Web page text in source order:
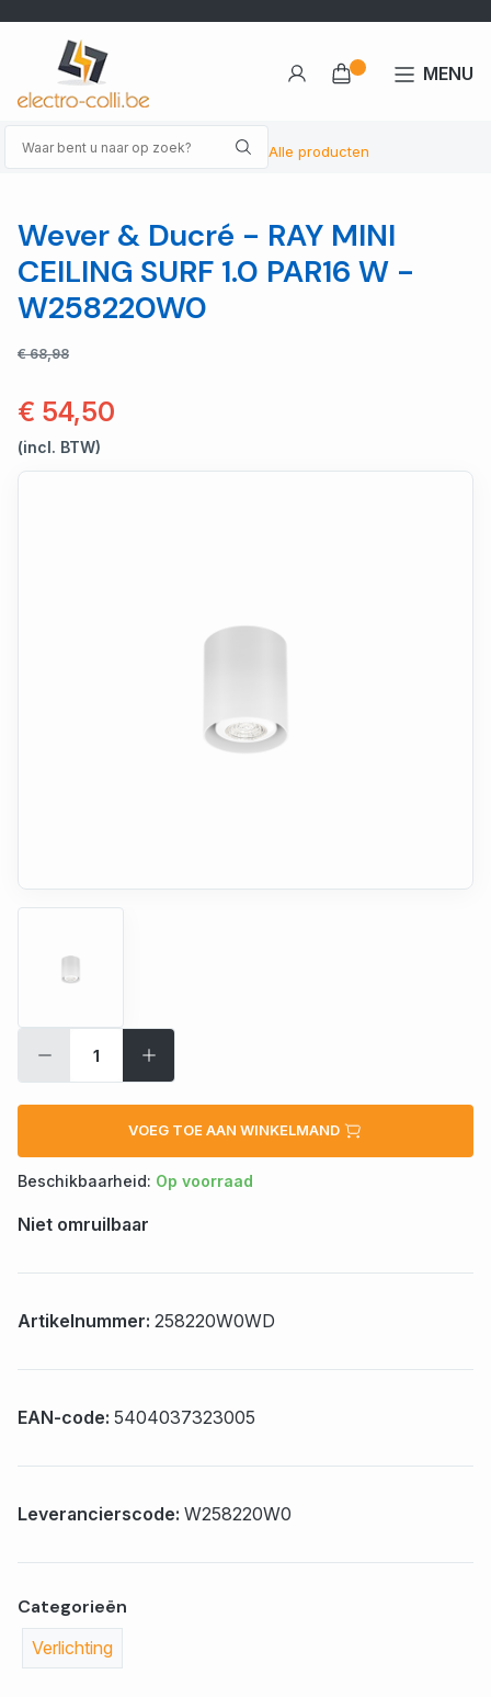
Alle producten
MENU
Wever & Ducré - RAY MINI
CEILING SURF 1.0 PAR16 W -
W258220W0
€ 68,98
€ 54,50
(incl. BTW)
VOEG TOE AAN WINKELMAND
Beschikbaarheid: Op voorraad
Niet omruilbaar
Artikelnummer: 258220W0WD
EAN-code: 5404037323005
Leverancierscode: W258220W0
Categorieën
Verlichting